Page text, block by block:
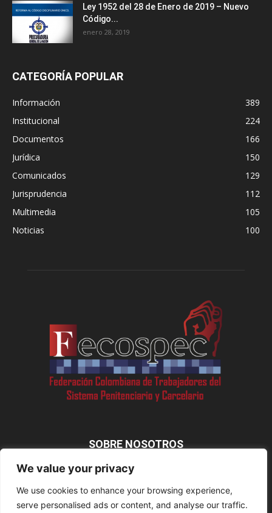
We value your privacy
We use cookies to enhance your browsing experience,
serve personalised ads or content, and analyse our traffic.
Ley 1952 del 28 de Enero de 2019 – Nuevo
Código...
enero 28, 2019
CATEGORÍA POPULAR
Información
389
Institucional
224
Documentos
166
Jurídica
150
Comunicados
129
Jurisprudencia
112
Multimedia
105
Noticias
100
SOBRE NOSOTROS
SÍGUENOS